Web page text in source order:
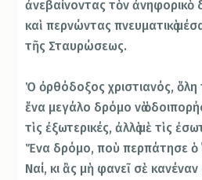
ἀνεβαίνοντας τὸν
καὶ περνώντας πνευματικὰ
τῆς Σταυρώσεως.
Ὁ ὀρθόδοξος χριστιανός,
ἕνα μεγάλο δρόμο νὰ
τὶς ἐξωτερικές, ἀλλὰ μὲ τὶς
Ἕνα δρόμο, ποὺ περπάτησε ὁ
Ναί, κι ἂς μὴ φανεῖ σὲ